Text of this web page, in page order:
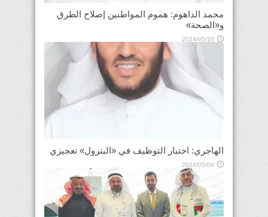
محمد الداهوم: هموم المواطنين إصلاح الطرق
و«الصحة»
2024/05/10
الهاجري: اختبار التوظيف في «البترول» تعجيزي
2024/05/08